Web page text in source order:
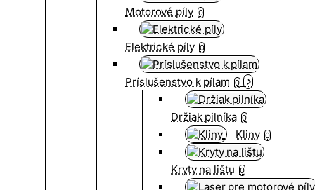
Motorové píly 0
Elektrické píly 0
Príslušenstvo k pílam 0
Držiak pilníka 0
Kliny 0
Kryty na lištu 0